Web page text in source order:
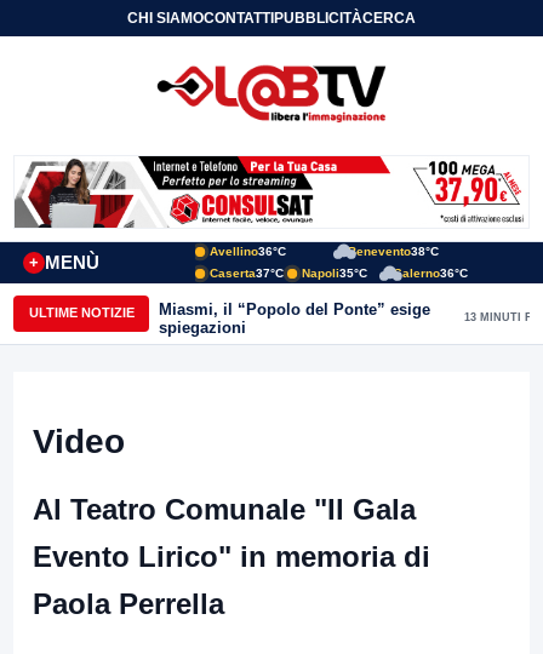
CHI SIAMOCONTATTIPUBBLICITÀCERCA
MENÙ
+
Avellino36°C Benevento38°C
Caserta37°C Napoli35°C Salerno36°C
ULTIME NOTIZIE
Miasmi, il “Popolo del Ponte” esige
spiegazioni
13 MINUTI FA
Video
Al Teatro Comunale "Il Gala
Evento Lirico" in memoria di
Paola Perrella